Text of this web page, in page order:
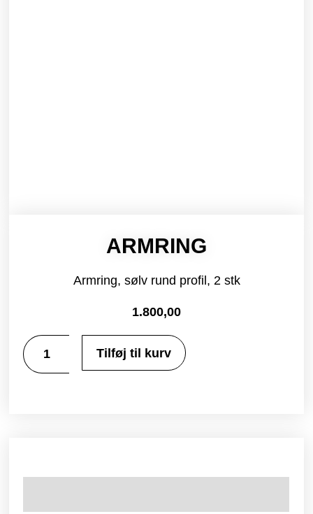
ARMRING
Armring, sølv rund profil, 2 stk
1.800,00
Tilføj til kurv